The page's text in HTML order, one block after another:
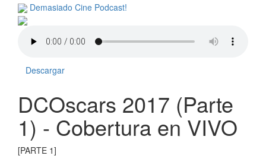
Demasiado Cine Podcast!
Descargar
DCOscars 2017 (Parte
1) - Cobertura en VIVO
[PARTE 1]